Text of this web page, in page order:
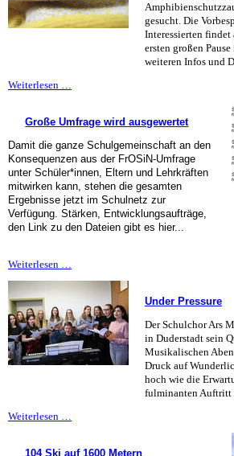
gesucht. Die
Interessierten findet
ersten großen
weiteren Infos und
Weiterlesen …
Große Umfrage wird ausgewertet
Damit die ganze Schulgemeinschaft an den
Konsequenzen aus der FrOSiN-Umfrage
unter Schüler*innen, Eltern und Lehrkräften
mitwirken kann, stehen die gesamten
Ergebnisse jetzt im Schulnetz zur
Verfügung. Stärken, Entwicklungsaufträge,
den Link zu den Dateien gibt es hier...
Weiterlesen …
wird
ausgewertet
Under Pressure
Der Schulchor Ars
in Duderstadt sein
Musikalischen
Druck auf
hoch wie die
fulminanten Auftritt
Weiterlesen …
104 Ski auf 1600 Metern